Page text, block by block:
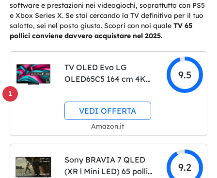
software e prestazioni nei videogiochi, soprattutto con PS5
e Xbox Series X. Se stai cercando la TV definitiva per il tuo
salotto, sei nel posto giusto. Scopri con noi quale TV 65
pollici conviene davvero acquistare nel 2025.
1
TV OLED Evo LG
OLED65C5 164 cm 4K
9.5
VEDI OFFERTA
Amazon.it
Sony BRAVIA 7 QLED
(XR l Mini LED) 65 pollici
9.2